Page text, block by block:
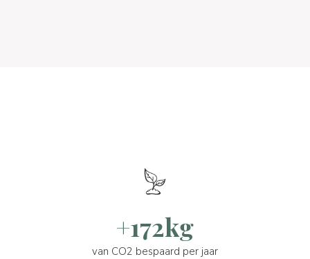
+172kg
van CO2 bespaard per jaar